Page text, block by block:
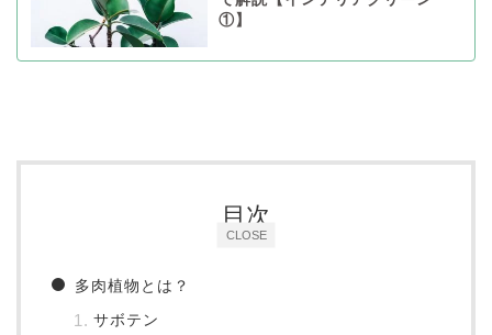
①】
CLOSE
目次
多肉植物とは？
サボテン